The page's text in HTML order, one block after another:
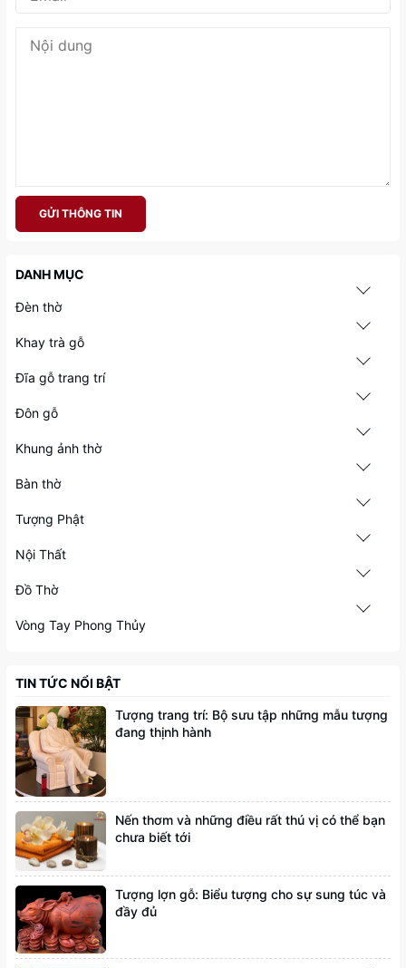
GỬI THÔNG TIN
DANH MỤC
Đèn thờ
Khay trà gỗ
Đĩa gỗ trang trí
Đôn gỗ
Khung ảnh thờ
Bàn thờ
Tượng Phật
Nội Thất
Đồ Thờ
Vòng Tay Phong Thủy
TIN TỨC NỔI BẬT
Tượng trang trí: Bộ sưu tập những mẫu tượng
đang thịnh hành
Nến thơm và những điều rất thú vị có thể bạn
chưa biết tới
Tượng lợn gỗ: Biểu tượng cho sự sung túc và
đầy đủ